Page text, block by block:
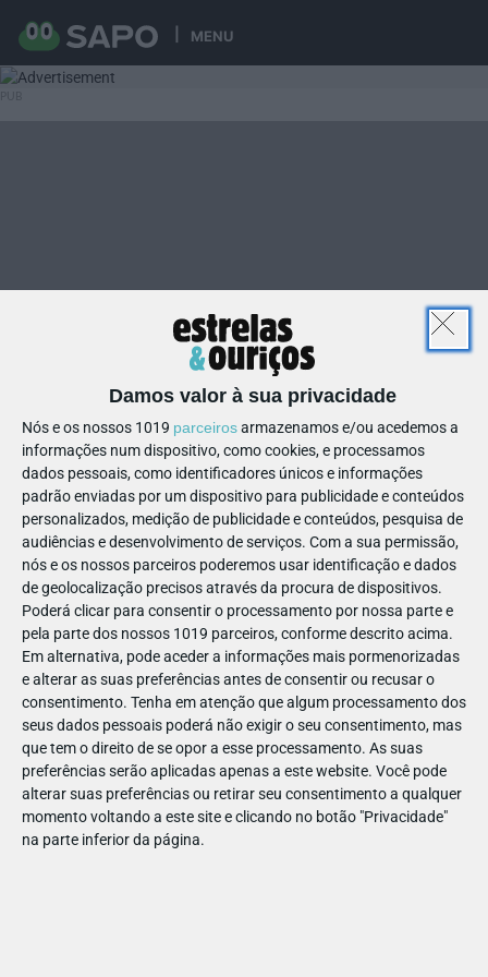
MENU
Damos valor à sua privacidade
Nós e os nossos 1019 parceirosarmazenamos e/ou acedemos a
informações num dispositivo, como cookies, e processamos
dados pessoais, como identificadores únicos e informações
padrão enviadas por um dispositivo para publicidade e conteúdos
personalizados, medição de publicidade e conteúdos, pesquisa de
audiências e desenvolvimento de serviços. Com a sua permissão,
nós e os nossos parceiros poderemos usar identificação e dados
de geolocalização precisos através da procura de dispositivos.
Poderá clicar para consentir o processamento por nossa parte e
pela parte dos nossos 1019 parceiros, conforme descrito acima.
Em alternativa, pode aceder a informações mais pormenorizadas
e alterar as suas preferências antes de consentir ou recusar o
consentimento. Tenha em atenção que algum processamento dos
seus dados pessoais poderá não exigir o seu consentimento, mas
que tem o direito de se opor a esse processamento. As suas
preferências serão aplicadas apenas a este website. Você pode
alterar suas preferências ou retirar seu consentimento a qualquer
momento voltando a este site e clicando no botão "Privacidade"
na parte inferior da página.
17
479701018246992